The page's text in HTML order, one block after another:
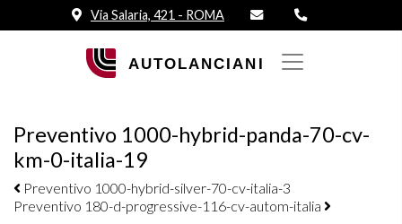
Via Salaria, 421 - ROMA
Preventivo 1000-hybrid-panda-70-cv-
km-0-italia-19
Navigazione elementi
Preventivo 1000-hybrid-silver-70-cv-italia-3
Preventivo 180-d-progressive-116-cv-autom-italia